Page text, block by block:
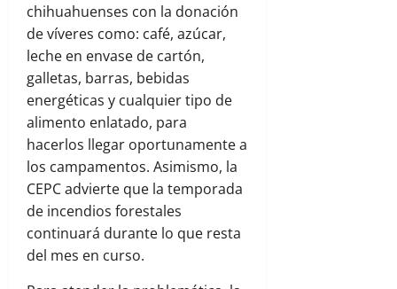
chihuahuenses con la donación
de víveres como: café, azúcar,
leche en envase de cartón,
galletas, barras, bebidas
energéticas y cualquier tipo de
alimento enlatado, para
hacerlos llegar oportunamente a
los campamentos. Asimismo, la
CEPC advierte que la temporada
de incendios forestales
continuará durante lo que resta
del mes en curso.